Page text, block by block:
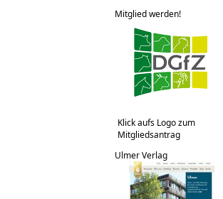
Mitglied werden!
Klick aufs Logo zum
Mitgliedsantrag
Ulmer Verlag